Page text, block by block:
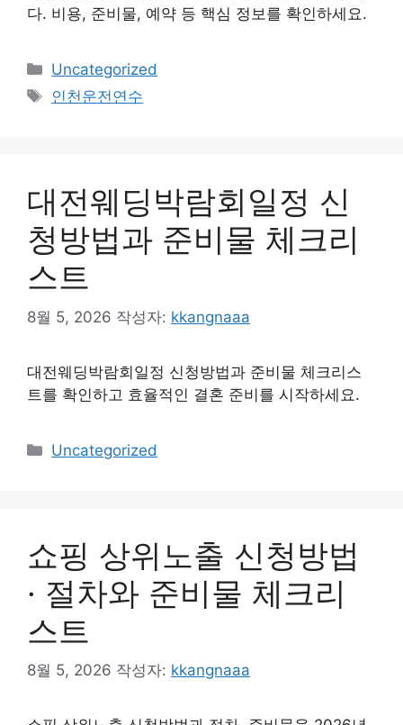
다. 비용, 준비물, 예약 등 핵심 정보를 확인하세요.
카
테
Uncategorized
태
인천운전연수
대전웨딩박람회일정 신
청방법과 준비물 체크리
스트
8월 5, 2026 작성자: kkangnaaa
대전웨딩박람회일정 신청방법과 준비물 체크리스
트를 확인하고 효율적인 결혼 준비를 시작하세요.
카
Uncategorized
쇼핑 상위노출 신청방법
· 절차와 준비물 체크리
스트
8월 5, 2026 작성자: kkangnaaa